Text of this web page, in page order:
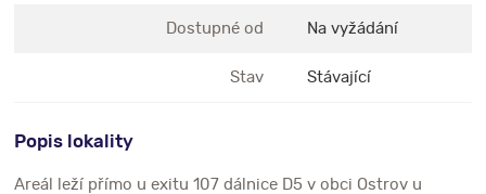
Dostupné od Na vyžádání
Stav Stávající
Popis lokality
Areál leží přímo u exitu 107 dálnice D5 v obci Ostrov u